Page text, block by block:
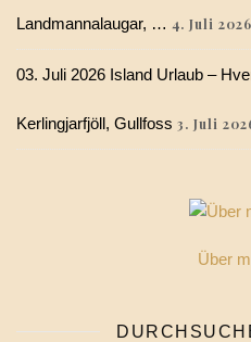
Landmannalaugar, … 4. Juli 2026
03. Juli 2026 Island Urlaub –
Kerlingjarfjöll, Gullfoss 3. Juli
Über